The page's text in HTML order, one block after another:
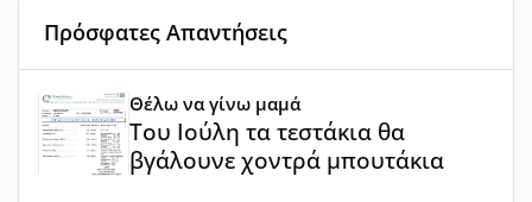
Πρόσφατες Απαντήσεις
Θέλω να γίνω μαμά
Του Ιούλη τα τεστάκια θα
βγάλουνε χοντρά μπουτάκια